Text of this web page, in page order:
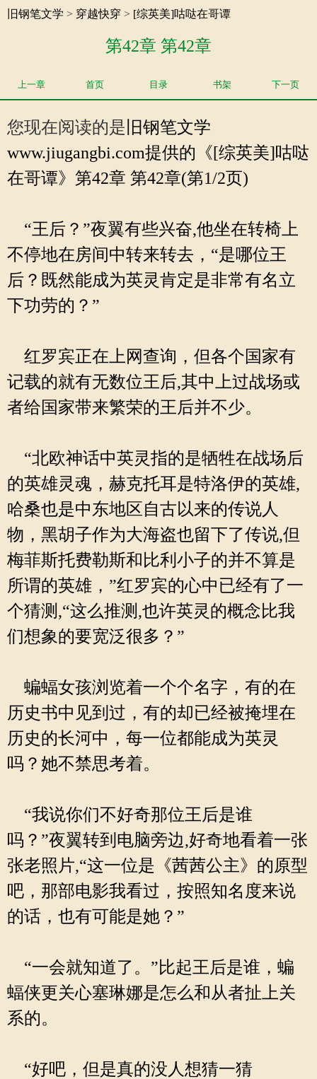
旧钢笔文学 > 穿越快穿 > [综英美]咕哒在哥谭
第42章 第42章
上一章 首页 目录 书架 下一页
您现在阅读的是 旧钢笔文学
www.jiugangbi.com提供的《[综英美]咕哒
在哥谭》第42章 第42章(第1/2页)
“王后？”夜翼有些兴奋,他坐在转椅上
不停地在房间中转来转去，“是哪位王
后？既然能成为英灵肯定是非常有名立
下功劳的？”
红罗宾正在上网查询，但各个国家有
记载的就有无数位王后,其中上过战场或
者给国家带来繁荣的王后并不少。
“北欧神话中英灵指的是牺牲在战场后
的英雄灵魂，赫克托耳是特洛伊的英雄,
哈桑也是中东地区自古以来的传说人
物，黑胡子作为大海盗也留下了传说,但
梅菲斯托费勒斯和比利小子的并不算是
所谓的英雄，”红罗宾的心中已经有了一
个猜测,“这么推测,也许英灵的概念比我
们想象的要宽泛很多？”
蝙蝠女孩浏览着一个个名字，有的在
历史书中见到过，有的却已经被掩埋在
历史的长河中，每一位都能成为英灵
吗？她不禁思考着。
“我说你们不好奇那位王后是谁
吗？”夜翼转到电脑旁边,好奇地看着一张
张老照片,“这一位是《茜茜公主》的原型
吧，那部电影我看过，按照知名度来说
的话，也有可能是她？”
“一会就知道了。”比起王后是谁，蝙
蝠侠更关心塞琳娜是怎么和从者扯上关
系的。
“好吧，但是真的没人想猜一猜